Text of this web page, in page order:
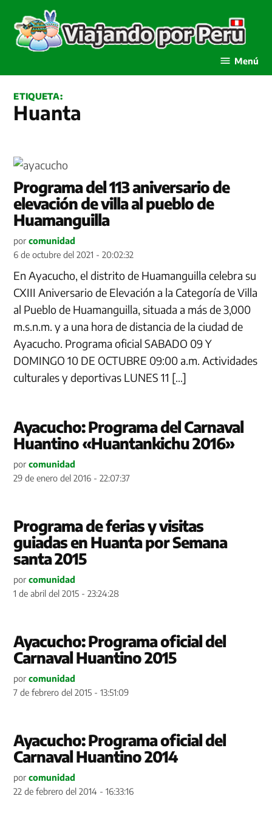
contenido
Menú
ETIQUETA:
Huanta
Programa del 113 aniversario de
elevación de villa al pueblo de
Huamanguilla
por comunidad
6 de octubre del 2021 - 20:02:32
En Ayacucho, el distrito de Huamanguilla celebra su
CXIII Aniversario de Elevación a la Categoría de Villa
al Pueblo de Huamanguilla, situada a más de 3,000
m.s.n.m. y a una hora de distancia de la ciudad de
Ayacucho. Programa oficial SABADO 09 Y
DOMINGO 10 DE OCTUBRE 09:00 a.m. Actividades
culturales y deportivas LUNES 11 […]
Ayacucho: Programa del Carnaval
Huantino «Huantankichu 2016‬»
por comunidad
29 de enero del 2016 - 22:07:37
Programa de ferias y visitas
guiadas en Huanta por Semana
santa 2015
por comunidad
1 de abril del 2015 - 23:24:28
Ayacucho: Programa oficial del
Carnaval Huantino 2015
por comunidad
7 de febrero del 2015 - 13:51:09
Ayacucho: Programa oficial del
Carnaval Huantino 2014
por comunidad
22 de febrero del 2014 - 16:33:16